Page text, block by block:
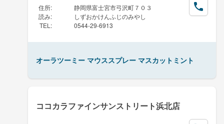
住所:
静岡県富士宮市弓沢町７０３
読み:
しずおかけんふじのみやし
TEL : 0544-29-6913
オーラツーミー マウススプレー マスカットミント
ココカラファインサンストリート浜北店